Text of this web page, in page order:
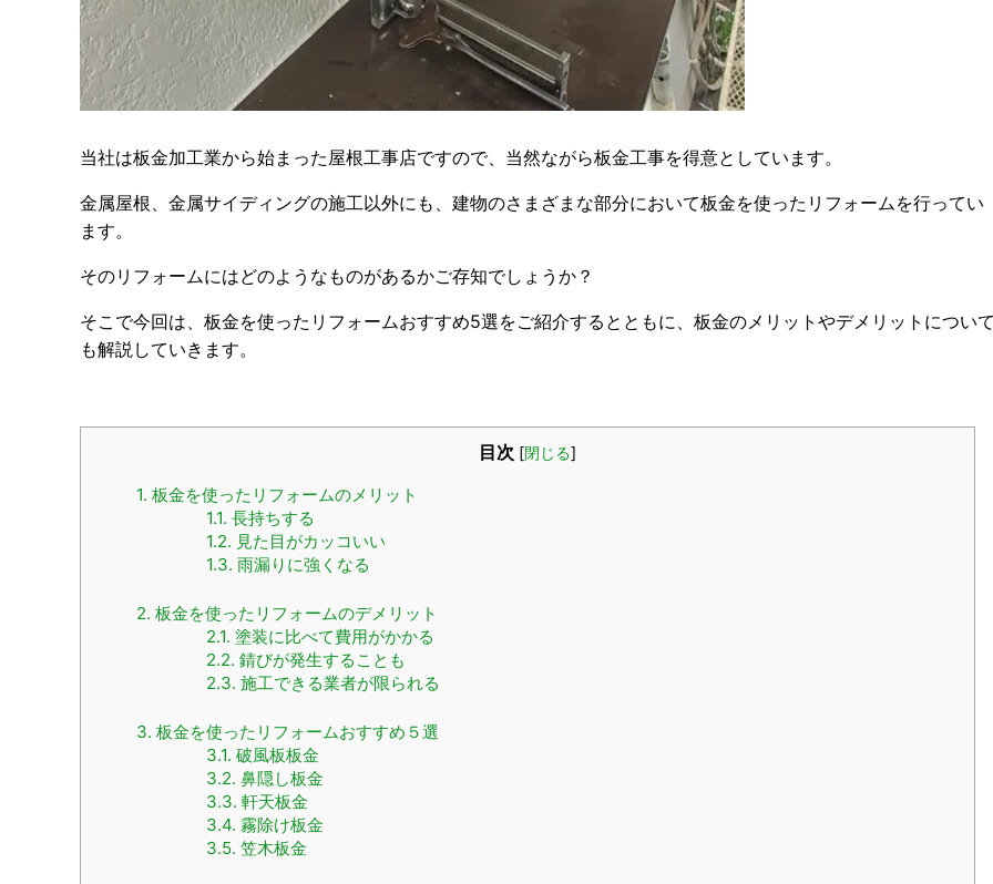
当社は板金加工業から始まった屋根工事店ですので、当然ながら板金工事を得意としています。
金属屋根、金属サイディングの施工以外にも、建物のさまざまな部分において板金を使ったリフォームを行ってい
ます。
そのリフォームにはどのようなものがあるかご存知でしょうか？
そこで今回は、板金を使ったリフォームおすすめ5選をご紹介するとともに、板金のメリットやデメリットについ
も解説していきます。
目次 [閉じる]
1. 板金を使ったリフォームのメリット
1.1. 長持ちする
1.2. 見た目がカッコいい
1.3. 雨漏りに強くなる
2. 板金を使ったリフォームのデメリット
2.1. 塗装に比べて費用がかかる
2.2. 錆びが発生することも
2.3. 施工できる業者が限られる
3. 板金を使ったリフォームおすすめ５選
3.1. 破風板板金
3.2. 鼻隠し板金
3.3. 軒天板金
3.4. 霧除け板金
3.5. 笠木板金